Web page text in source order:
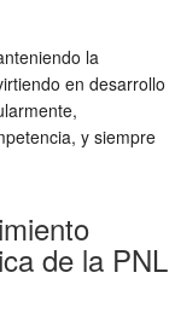
la
en desarrollo
y siempre
de la PNL